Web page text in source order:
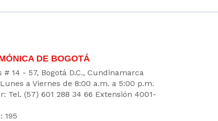
DE BOGOTÁ
# 14 - 57, Bogotá D.C., Cundinamarca
a Viernes de 8:00 a.m. a 5:00 p.m.
Tel. (57) 601 288 34 66 Extensión 4001-
195